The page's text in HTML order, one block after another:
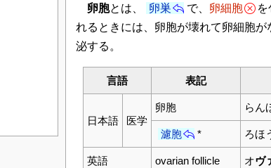
卵胞とは、 卵巣 で、 卵細胞
れるときには、卵胞が壊れて卵細胞が
泌する。
言語 表記
日本語 医学
卵胞 らん
濾胞 * ろほ
英語 ovarian follicle オヴ